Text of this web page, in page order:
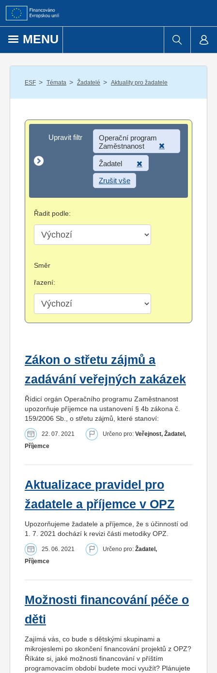
Přejít k obsahu
MENU
ESF / Témata / Žadatelé / Aktuality pro žadatele
Upravit filtr
Upravit filtr
Operační program
Zaměstnanost
Žadatel
Zrušit vše
Řadit podle:
Směr
řazení:
Zákon o střetu zájmů a
zadávání veřejných zakázek
Řídicí orgán Operačního programu Zaměstnanost
upozorňuje příjemce na ustanovení § 4b zákona č.
159/2006 Sb., o střetu zájmů, které stanoví:
22. 07. 2021 Určeno pro: Veřejnost, Žadatel,
Příjemce
Aktualizace pravidel pro
žadatele a příjemce v OPZ
Upozorňujeme žadatele a příjemce, že s účinností od
1. 7. 2021 dochází k revizi části metodiky OPZ.
25. 06. 2021 Určeno pro: Žadatel,
Příjemce
Možnosti financování péče o
děti
Zajímá vás, co bude s dětskými skupinami a
mikrojeslemi po skončení financování projektů z OPZ?
Říkáte si, jaké možnosti financování v příštím
programovacím období budete moci využít? Plánujete